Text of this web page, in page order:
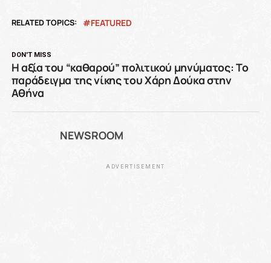
RELATED TOPICS: FEATURED
DON'T MISS
Η αξία του “καθαρού” πολιτικού μηνύματος: Το
παράδειγμα της νίκης του Χάρη Δούκα στην
Αθήνα
NEWSROOM
ADVERTISEMENT